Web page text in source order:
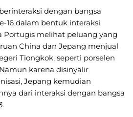
dengan bangsa
16 dalam bentuk interaksi
Portugis melihat peluang yang
China dan Jepang menjual
Tiongkok, seperti porselen
karena disinyalir
Jepang kemudian
dari interaksi dengan bangsa